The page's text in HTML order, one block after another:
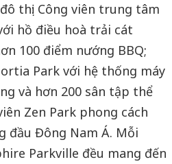
thị: Công viên trung tâm
hồ điều hoà trải cát
100 điểm nướng BBQ;
Park với hệ thống máy
và hơn 200 sân tập thể
Zen Park phong cách
đầu Đông Nam Á. Mỗi
Parkville đều mang đến